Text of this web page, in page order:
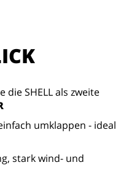
die SHELL als zweite
umklappen - ideal
stark wind- und